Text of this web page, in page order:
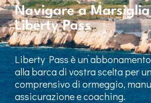
Navigare a
Liberty Pass
Liberty Pass è un
alla barca di vostra scelta per
comprensivo di ormeggio,
assicurazione e coaching.